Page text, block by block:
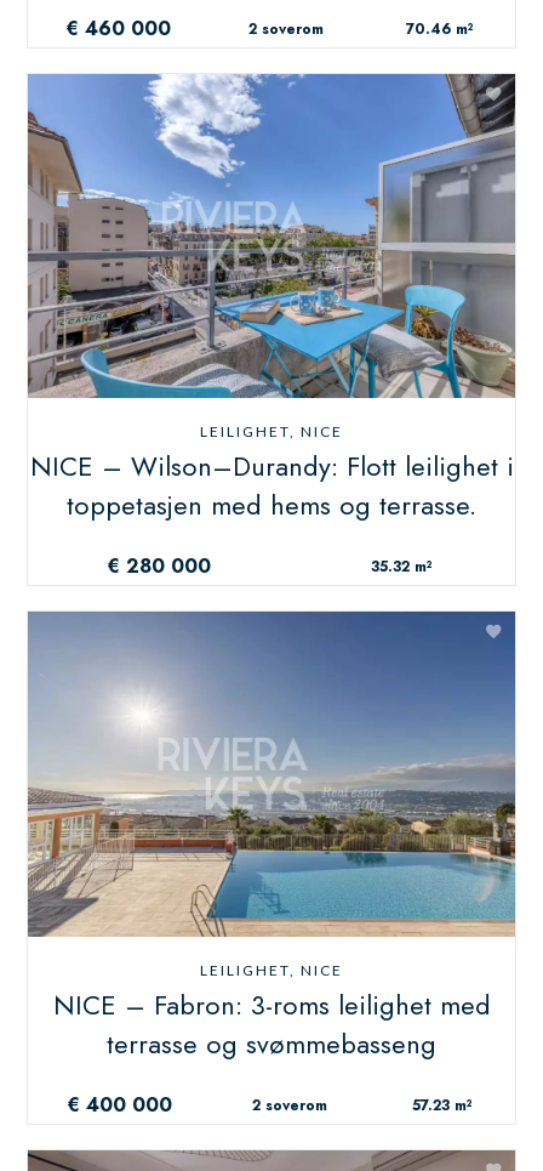
€ 460 000 2 soverom 70.46 m²
LEILIGHET, NICE
NICE – Wilson–Durandy: Flott leilighet i
toppetasjen med hems og terrasse.
€ 280 000 35.32 m²
LEILIGHET, NICE
NICE – Fabron: 3-roms leilighet med
terrasse og svømmebasseng
€ 400 000 2 soverom 57.23 m²